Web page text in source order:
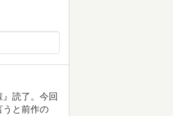
読了。今回
うと前作の